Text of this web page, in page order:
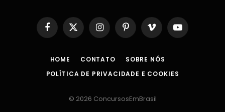
Facebook
X
(Twitter)
InstagramPinterestVimeo YouTube
HOME CONTATO
SOBRE NÓS
POLÍTICA DE PRIVACIDADE E COOKIES
© 2026 ConcursosEmBrasil